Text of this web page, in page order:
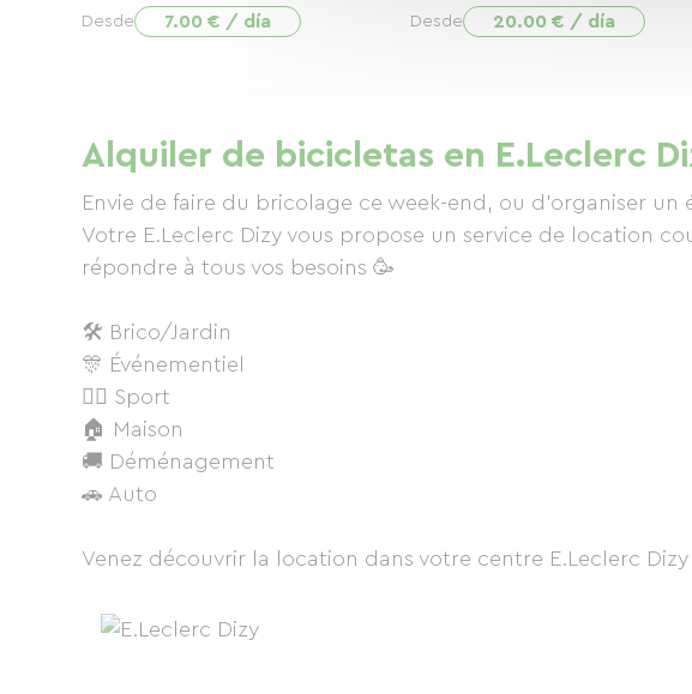
Desde 7.00 € / día Desde 20.00 € / día
Alquiler de bicicletas en E.Leclerc
Envie de faire du bricolage ce week-end, ou d'organiser un
Votre E.Leclerc Dizy vous propose un service de location
répondre à tous vos besoins 🥳
🛠 Brico/Jardin
🎊 Événementiel
🚴‍♀️ Sport
🏠 Maison
🚚 Déménagement
🚗 Auto
Venez découvrir la location dans votre centre E.Leclerc Dizy